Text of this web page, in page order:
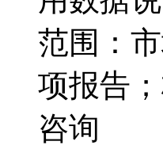
范围：
项报告
咨询